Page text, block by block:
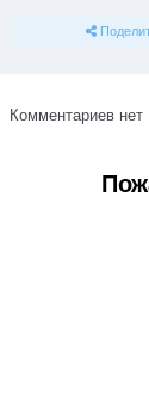
Комментариев нет